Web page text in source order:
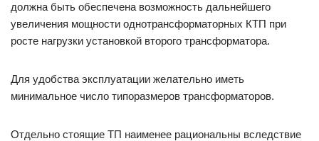
должна быть обеспечена возможность дальнейшего
увеличения мощности однотрансформаторных КТП при
росте нагрузки установкой второго трансформатора.
Для удобства эксплуатации желательно иметь
минимальное число типоразмеров трансформаторов.
Отдельно стоящие ТП наименее рациональны вследствие